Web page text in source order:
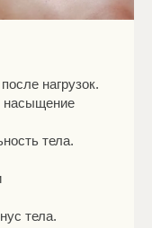
нагрузок.
насыщение
тела.
тела.